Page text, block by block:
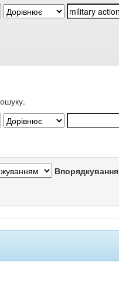
Впорядкування